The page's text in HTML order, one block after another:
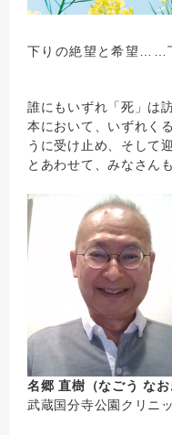
下りの絶望と希望……
誰にもいずれ「死」は
本において、いずれく
うに受け止め、そして
とあわせて、みなさん
名郷 直樹（なごう なお
武蔵国分寺公園クリニ